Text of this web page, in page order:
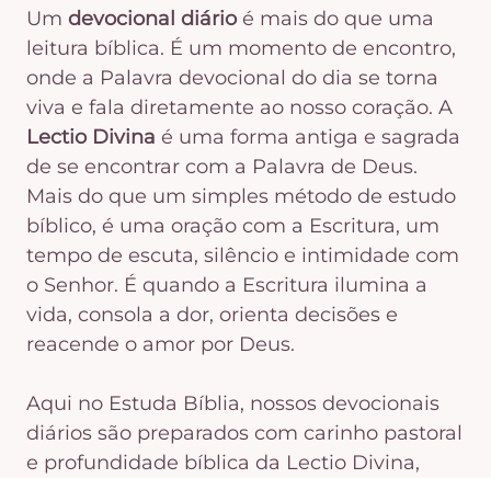
Um devocional diárioé mais do que uma
leitura bíblica. É um momento de encontro,
onde a Palavra devocional do dia se torna
viva e fala diretamente ao nosso coração. A
Lectio Divina é uma forma antiga e sagrada
de se encontrar com a Palavra de Deus.
Mais do que um simples método de estudo
bíblico, é uma oração com a Escritura, um
tempo de escuta, silêncio e intimidade com
o Senhor. É quando a Escritura ilumina a
vida, consola a dor, orienta decisões e
reacende o amor por Deus.
Aqui no Estuda Bíblia, nossos devocionais
diários são preparados com carinho pastoral
e profundidade bíblica da Lectio Divina,